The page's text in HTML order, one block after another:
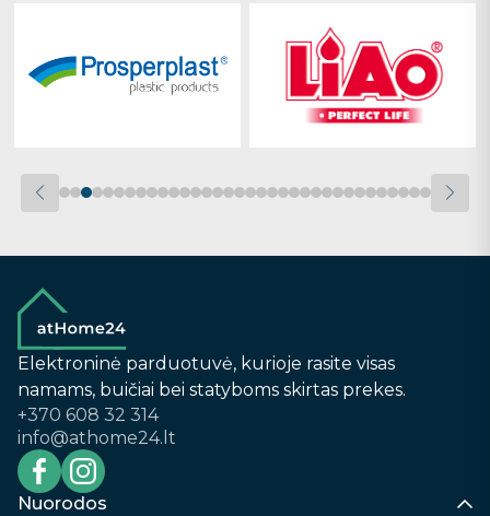
Elektroninė parduotuvė, kurioje rasite visas
namams, buičiai bei statyboms skirtas prekes.
+370 608 32 314
info@athome24.lt
Nuorodos